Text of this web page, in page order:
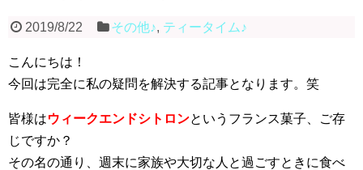
2019/8/22 その他♪, ティータイム♪
こんにちは！
今回は完全に私の疑問を解決する記事となります。笑
皆様はウィークエンドシトロンというフランス菓子、ご存
じですか？
その名の通り、週末に家族や大切な人と過ごすときに食べ